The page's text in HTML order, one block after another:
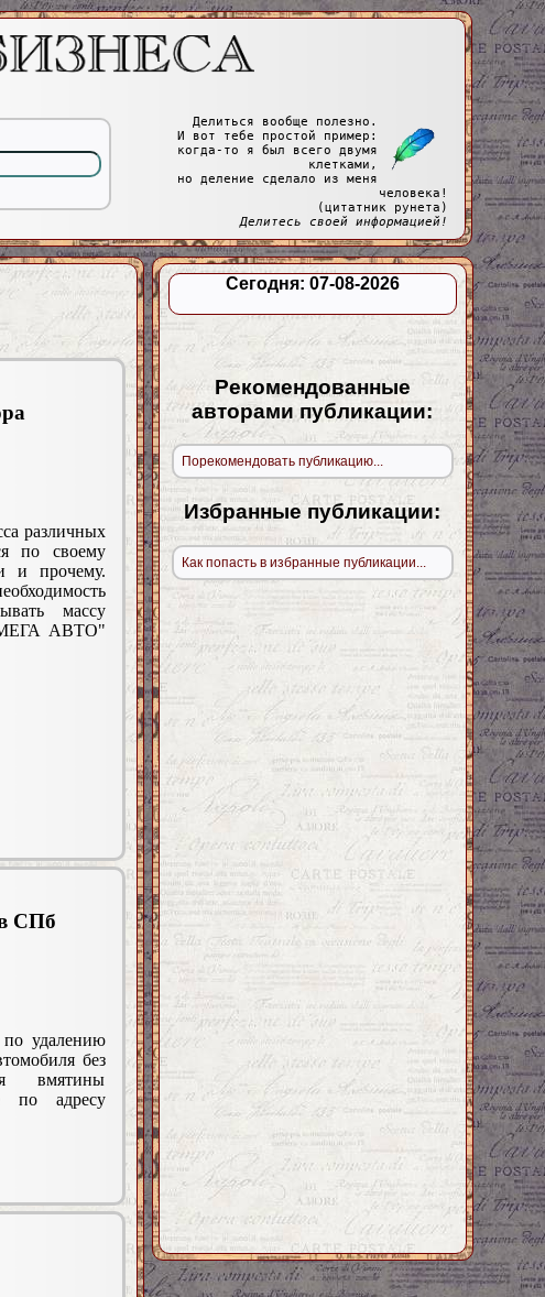
различных
по своему
и прочему.
массу
МЕГА АВТО"
СПб
удалению
без
вмятины
по адресу
Сегодня: 07-08-2026
Рекомендованные
авторами публикации:
Порекомендовать публикацию...
Избранные публикации:
Как попасть в избранные публикации...
Делиться вообще полезно.
И вот тебе простой пример:
когда-то я был всего двумя
клетками,
но деление сделало из меня
человека!
(цитатник рунета)
Делитесь своей информацией!